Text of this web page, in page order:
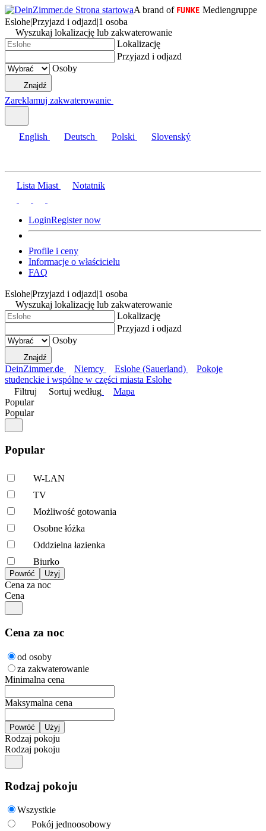
A brand of
Mediengruppe
Eslohe|Przyjazd i odjazd|1 osoba
Wyszukaj lokalizację lub zakwaterowanie
Lokalizację
Przyjazd i odjazd
Osoby
Znajdź
Zareklamuj zakwaterowanie
English Deutsch Polski Slovenský
Lista Miast Notatnik
LoginRegister now
Profile i ceny
Informacje o właścicielu
FAQ
Eslohe|Przyjazd i odjazd|1 osoba
Wyszukaj lokalizację lub zakwaterowanie
Lokalizację
Przyjazd i odjazd
Osoby
Znajdź
DeinZimmer.de Niemcy Eslohe (Sauerland)
Pokoje
studenckie i wspólne w części miasta Eslohe
Filtruj
Sortuj według
Mapa
Popular
Popular
Popular
W-LAN
TV
Możliwość gotowania
Osobne łóżka
Oddzielna łazienka
Biurko
Cena za noc
Cena
Cena za noc
od osoby
za zakwaterowanie
Minimalna cena
Maksymalna cena
Rodzaj pokoju
Rodzaj pokoju
Rodzaj pokoju
Wszystkie
Pokój jednoosobowy